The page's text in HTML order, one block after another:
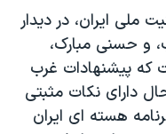
ملی ايران، در ديدار
و حسنی مبارک،
که پيشنهادات غرب
دارای نکات مثبتی
هسته ای ايران